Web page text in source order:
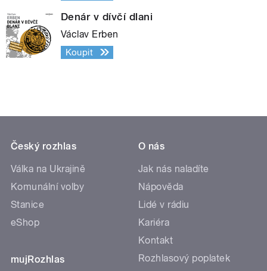
Denár v dívčí dlani
Václav Erben
Koupit
Český rozhlas
Válka na Ukrajině
Komunální volby
Stanice
eShop
mujRozhlas
O nás
Jak nás naladíte
Nápověda
Lidé v rádiu
Kariéra
Kontakt
Rozhlasový poplatek